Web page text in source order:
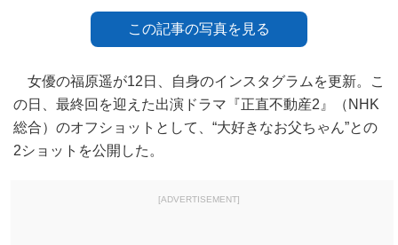
この記事の写真を見る
女優の福原遥が12日、自身のインスタグラムを更新。こ
の日、最終回を迎えた出演ドラマ『正直不動産2』（NHK
総合）のオフショットとして、“大好きなお父ちゃん”との
2ショットを公開した。
[ADVERTISEMENT]